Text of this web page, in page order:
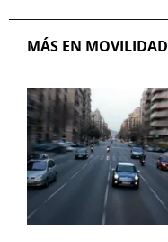
MÁS EN MOVILIDAD